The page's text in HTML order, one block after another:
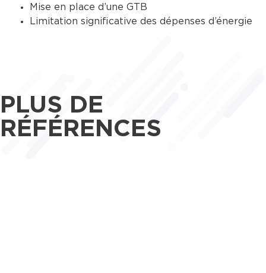
Mise en place d’une GTB
Limitation significative des dépenses d’énergie
PLUS DE
RÉFÉRENCES